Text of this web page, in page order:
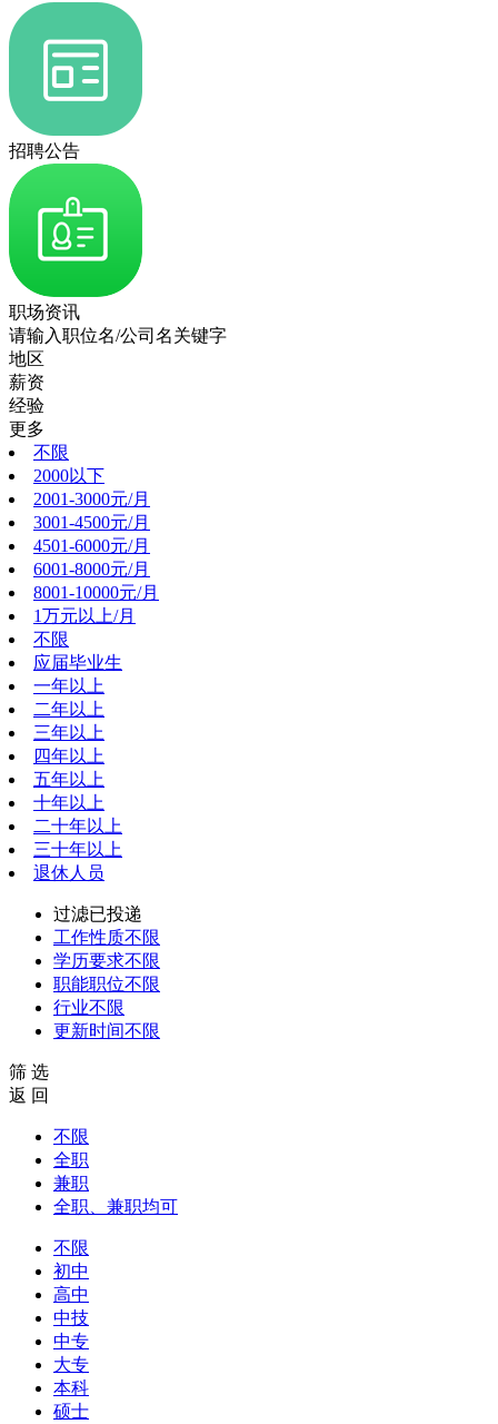
招聘公告
职场资讯
请输入职位名/公司名关键字
地区
薪资
经验
更多
不限
2000以下
2001-3000元/月
3001-4500元/月
4501-6000元/月
6001-8000元/月
8001-10000元/月
1万元以上/月
不限
应届毕业生
一年以上
二年以上
三年以上
四年以上
五年以上
十年以上
二十年以上
三十年以上
退休人员
过滤已投递
工作性质不限
学历要求不限
职能职位不限
行业不限
更新时间不限
筛 选
返 回
不限
全职
兼职
全职、兼职均可
不限
初中
高中
中技
中专
大专
本科
硕士